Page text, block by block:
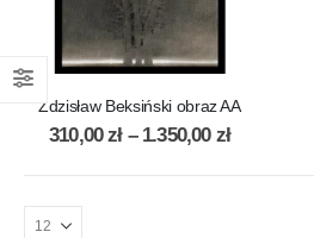
Zdzisław Beksiński obraz AA
310,00zł – 1.350,00 zł